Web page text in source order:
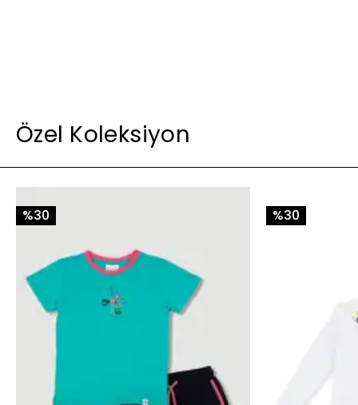
Özel Koleksiyon
%30 %30